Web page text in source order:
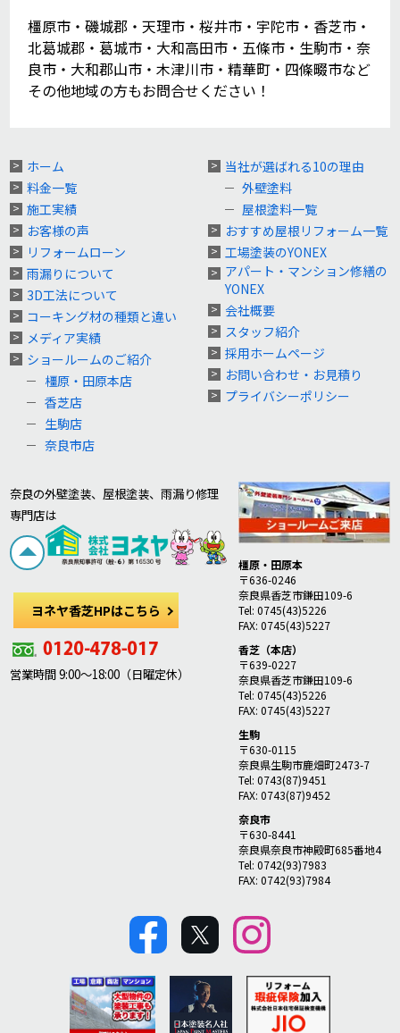
橿原市・磯城郡・天理市・桜井市・宇陀市・香芝市・
北葛城郡・葛城市・大和高田市・五條市・生駒市・奈
良市・大和郡山市・木津川市・精華町・四條畷市など
その他地域の方もお問合せください！
ホーム
料金一覧
施工実績
お客様の声
リフォームローン
雨漏りについて
3D工法について
コーキング材の種類と違い
メディア実績
ショールームのご紹介
橿原・田原本店
香芝店
生駒店
奈良市店
当社が選ばれる10の理由
外壁塗料
屋根塗料一覧
おすすめ屋根リフォーム一覧
工場塗装のYONEX
アパート・マンション修繕の
YONEX
会社概要
スタッフ紹介
採用ホームページ
お問い合わせ・お見積り
プライバシーポリシー
奈良の外壁塗装、屋根塗装、雨漏り修理
専門店は
ヨネヤ香芝HPはこちら
営業時間 9:00～18:00（日曜定休）
橿原・田原本
〒636-0246
奈良県香芝市鎌田109-6
Tel: 0745(43)5226
FAX: 0745(43)5227
香芝（本店）
〒639-0227
奈良県香芝市鎌田109-6
Tel: 0745(43)5226
FAX: 0745(43)5227
生駒
〒630-0115
奈良県生駒市鹿畑町2473-7
Tel: 0743(87)9451
FAX: 0743(87)9452
奈良市
〒630-8441
奈良県奈良市神殿町685番地4
Tel: 0742(93)7983
FAX: 0742(93)7984